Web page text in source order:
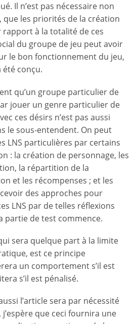
Il n’est pas nécessaire non
les priorités de la création
à la totalité de ces
du groupe de jeu peut avoir
le bon fonctionnement du jeu,
été conçu.
qu’un groupe particulier de
jouer un genre particulier de
ces désirs n’est pas aussi
le sous-entendent. On peut
LNS particulières par certains
: la création de personnage, les
la répartition de la
et les récompenses ; et les
des approches pour
LNS par de telles réflexions
partie de test commence.
sera quelque part à la limite
est ce principe
un comportement s’il est
s’il est pénalisé.
l’article sera par nécessité
que ceci fournira une